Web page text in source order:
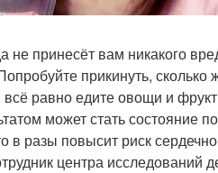
принесёт вам никакого
прикинуть,
равно едите овощи и
может стать состояние
в разы повысит риск
центра исследований